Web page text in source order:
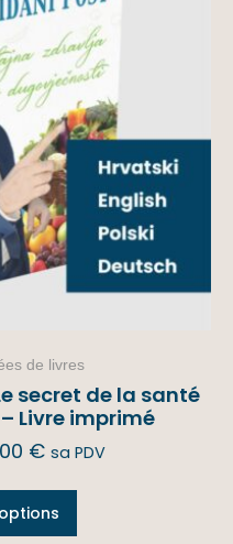
de livres
Le secret de la santé
Livre imprimé
€ sa PDV